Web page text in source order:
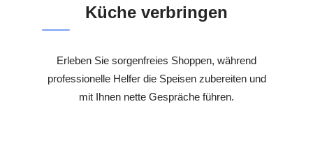
Küche verbringen
Erleben Sie sorgenfreies Shoppen, während
professionelle Helfer die Speisen zubereiten und
mit Ihnen nette Gespräche führen.